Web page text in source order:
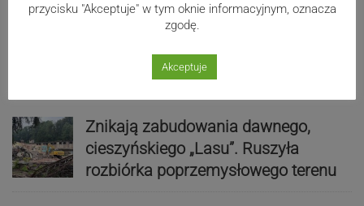
Zobacz, jak wygląda przejażdżka
Diabelskim Młynem! WIDEO
Znikają zabudowania dawnego,
cieszyńskiego „Lasu”. Ruszyła
rozbiórka poprzemysłowego terenu
przycisku "Akceptuje" w tym oknie informacyjnym, oznacza
zgodę.
Akceptuje